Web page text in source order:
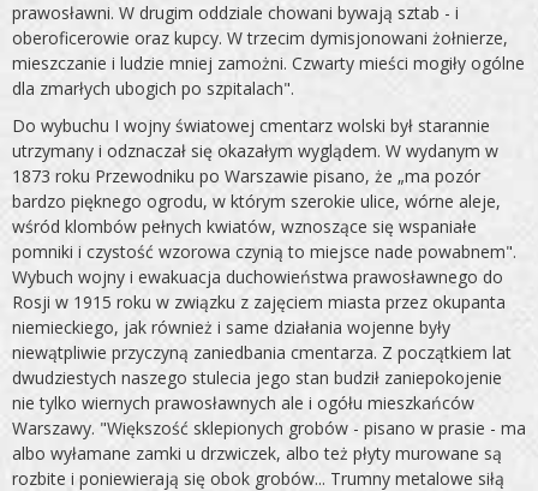
prawosławni. W drugim od­dziale chowani bywają sztab - i
oberoficerowie oraz kupcy. W trzecim dymisjonowani żołnierze,
mieszczanie i ludzie mniej zamożni. Czwarty mieści mogiły ogólne
dla zmarłych ubogich po szpitalach".
Do wybuchu I wojny światowej cmentarz wolski był starannie
utrzymany i odznaczał się okazałym wyglądem. W wydanym w
1873 roku Przewodniku po Warszawie pisano, że „ma pozór
bardzo pięknego ogrodu, w którym szerokie ulice, wórne aleje,
wśród klombów pełnych kwiatów, wzno­szące się wspaniałe
pomniki i czystość wzorowa czynią to miejsce nade powabnem".
Wybuch wojny i ewakuacja ducho­wieństwa prawosławnego do
Rosji w 1915 roku w związku z zajęciem miasta przez okupanta
niemieckiego, jak również i same działania wojenne były
niewątpliwie przyczyną zaniedba­nia cmentarza. Z początkiem lat
dwudziestych naszego stule­cia jego stan budził zaniepokojenie
nie tylko wiernych prawo­sławnych ale i ogółu mieszkańców
Warszawy. "Większość sklepionych grobów - pisano w prasie - ma
albo wyłamane zamki u drzwiczek, albo też płyty murowane są
rozbite i po­niewierają się obok grobów... Trumny metalowe siłą